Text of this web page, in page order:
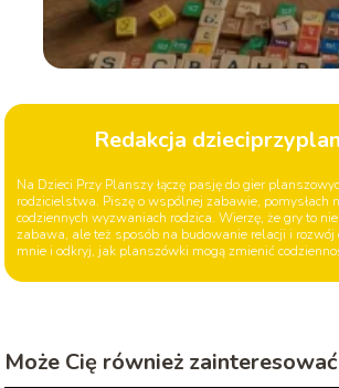
Redakcja
Na Dzieci Przy Planszy łączę pasję do gier
rodzicielstwa. Piszę o wspólnej zabawie, pomysłach
codziennych wyzwaniach rodzica. Wierzę, że gry to
zabawa, ale też sposób na budowanie relacji i rozwój
mnie i odkryj, jak planszówki mogą zmienić
Może Cię również zainteresować